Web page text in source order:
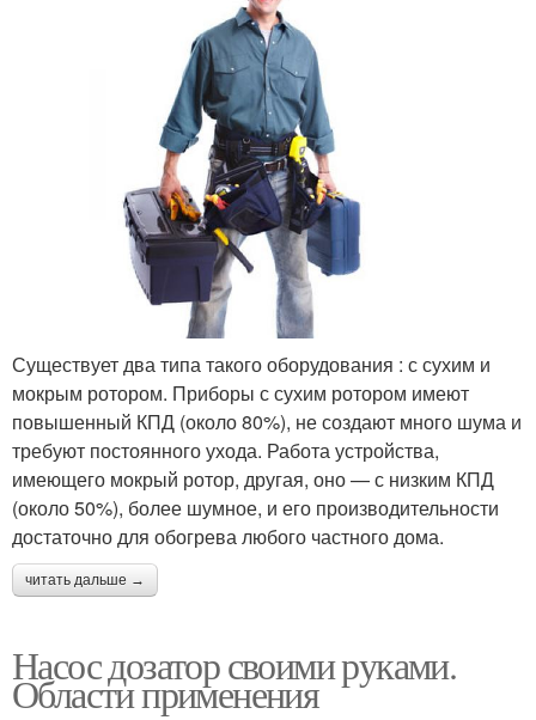
Существует два типа такого оборудования : с сухим и
мокрым ротором. Приборы с сухим ротором имеют
повышенный КПД (около 80%), не создают много шума и
требуют постоянного ухода. Работа устройства,
имеющего мокрый ротор, другая, оно — с низким КПД
(около 50%), более шумное, и его производительности
достаточно для обогрева любого частного дома.
читать дальше →
Насос дозатор своими руками.
Области применения